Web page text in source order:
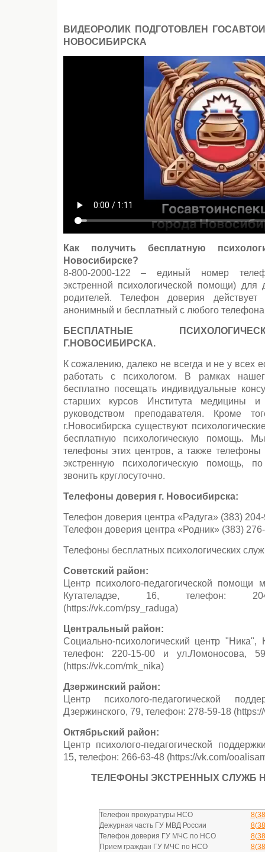
ВИДЕОРОЛИК ПОДГОТОВЛЕН
НОВОСИБИРСКА
Как получить бесплатную
Новосибирске?
8-800-2000-122 – единый номер
экстренной психологической помощи) для
родителей. Телефон доверия действует
анонимный и бесплатный с любого
БЕСПЛАТНЫЕ
Г.НОВОСИБИРСКА.
К сожалению, далеко не всегда и не у всех
работать с психологом. В рамках
бесплатно посещать индивидуальные
старших курсов Института медицины
руководством преподавателя. Кроме
г.Новосибирска существуют
бесплатную психологическую помощь.
телефоны этих центров, а также
экстренную психологическую помощь,
звонить круглосуточно.
Телефоны доверия г. Новосибирска:
Телефон доверия центра «Радуга» (383)
Телефон доверия центра «Родник» (383)
Телефоны бесплатных психологических
Советский район:
Центр психолого-педагогической помощи
Кутателадзе, 16, телефон:
(https://vk.com/psy_raduga)
Центральный район:
Социально-психологический центр
телефон: 220-15-00 и ул.Ломоносова,
(https://vk.com/mk_nika)
Дзержинский район:
Центр психолого-педагогической
Дзержинского, 79, телефон: 278-59-18
Октябрьский район:
Центр психолого-педагогической
15, телефон: 266-63-48 (https://vk.com/
ТЕЛЕФОНЫ ЭКСТРЕННЫХ СЛУЖБ
Телефон прокуратуры НСО
Дежурная часть ГУ МВД России
Телефон доверия ГУ МЧС по НСО
Прием граждан ГУ МЧС по НСО